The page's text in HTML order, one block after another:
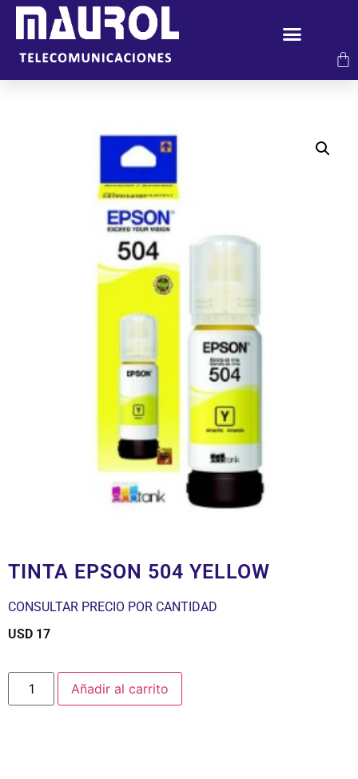
TINTA EPSON 504 YELLOW
CONSULTAR PRECIO POR CANTIDAD
USD 17
Añadir al carrito